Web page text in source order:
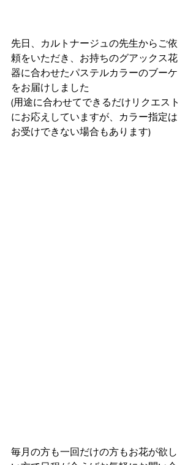
先日、カルトナージュの先生からご依
頼をいただき、お持ちのグアックス花
器に合わせたパステルカラーのブーケ
をお届けしました
(用途に合わせてできるだけリクエスト
にお応えしていますが、カラー指定は
お受けできない場合もあります)
毎月の方も一回だけの方もお花が欲し